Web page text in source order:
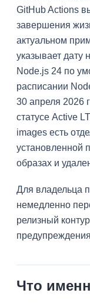
GitHub Actions
завершения
актуальном
указывает дату
Node.js 24 по
расписании
30 апреля 2026
статусе Active
images есть
установленной
образах и
Для владельца
немедленно
релизный
Что